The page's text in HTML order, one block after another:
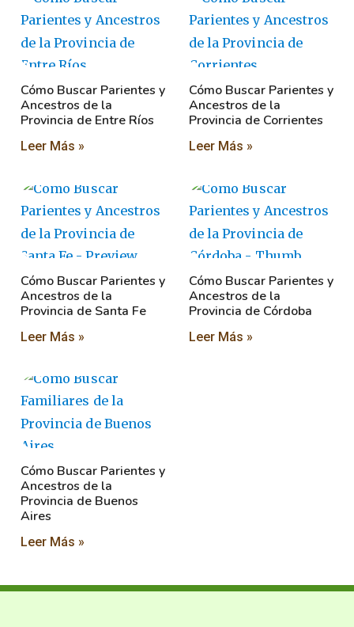
Cómo Buscar Parientes y
Ancestros de la
Provincia de Entre Ríos
Leer Más »
Cómo Buscar Parientes y
Ancestros de la
Provincia de Corrientes
Leer Más »
Cómo Buscar Parientes y
Ancestros de la
Provincia de Santa Fe
Leer Más »
Cómo Buscar Parientes y
Ancestros de la
Provincia de Córdoba
Leer Más »
Cómo Buscar Parientes y
Ancestros de la
Provincia de Buenos
Aires
Leer Más »